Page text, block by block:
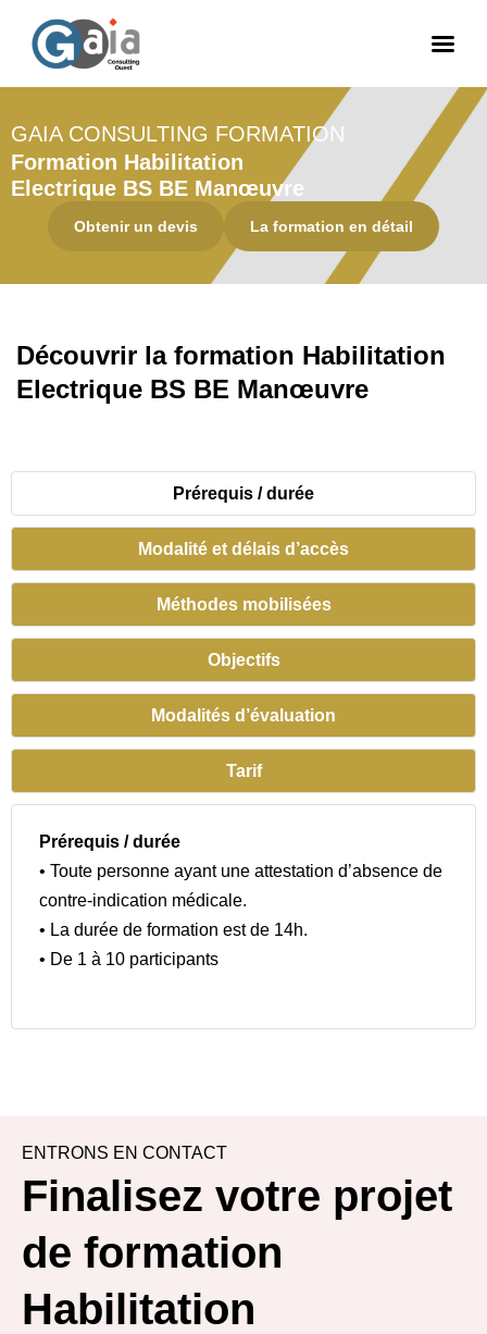
Aller
au
GAIA CONSULTING FORMATION
Formation Habilitation
Electrique BS BE Manœuvre
Obtenir un devis La formation en détail
Découvrir la formation Habilitation
Electrique BS BE Manœuvre
Prérequis / durée
Modalité et délais d’accès
Méthodes mobilisées
Objectifs
Modalités d’évaluation
Tarif
Prérequis / durée
• Toute personne ayant une attestation d’absence de
contre-indication médicale.
• La durée de formation est de 14h.
• De 1 à 10 participants
ENTRONS EN CONTACT
Finalisez votre projet
de formation
Habilitation